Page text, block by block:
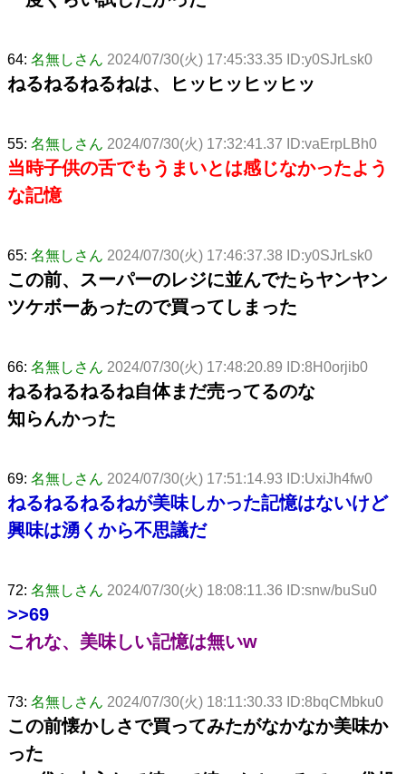
64: 名無しさん 2024/07/30(火) 17:45:33.35 ID:y0SJrLsk0
ねるねるねるねは、ヒッヒッヒッヒッ
55: 名無しさん 2024/07/30(火) 17:32:41.37 ID:vaErpLBh0
当時子供の舌でもうまいとは感じなかったよう
な記憶
65: 名無しさん 2024/07/30(火) 17:46:37.38 ID:y0SJrLsk0
この前、スーパーのレジに並んでたらヤンヤン
ツケボーあったので買ってしまった
66: 名無しさん 2024/07/30(火) 17:48:20.89 ID:8H0orjib0
ねるねるねるね自体まだ売ってるのな
知らんかった
69: 名無しさん 2024/07/30(火) 17:51:14.93 ID:UxiJh4fw0
ねるねるねるねが美味しかった記憶はないけど
興味は湧くから不思議だ
72: 名無しさん 2024/07/30(火) 18:08:11.36 ID:snw/buSu0
>>69
これな、美味しい記憶は無いw
73: 名無しさん 2024/07/30(火) 18:11:30.33 ID:8bqCMbku0
この前懐かしさで買ってみたがなかなか美味か
った